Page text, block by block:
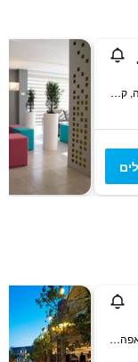
14 Katalimata, איה נאפה, קפריסין
71 Nissi Avenue, איה נאפה, קפריסין